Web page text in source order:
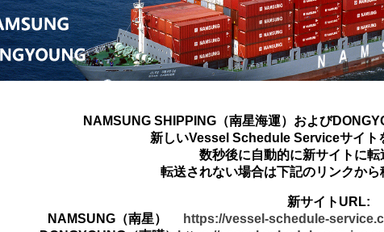
NAMSUNG SHIPPING（南星海運）および
新しいVessel Schedule Serviceサイト
数秒後に自動的に新サイトに転
転送されない場合は下記のリンクから
新サイトURL:
NAMSUNG（南星）
https://vessel-schedule-